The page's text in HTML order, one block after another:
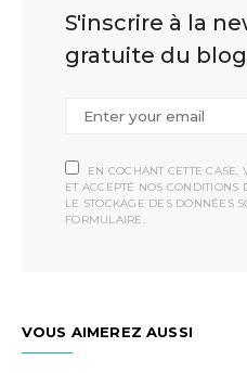
S'inscrire à la
gratuite du
EN COCHANT CETTE
ET ACCEPTÉ NOS CONDITIONS
LE STOCKAGE DES DONNÉES
FORMULAIRE.
VOUS AIMEREZ AUSSI